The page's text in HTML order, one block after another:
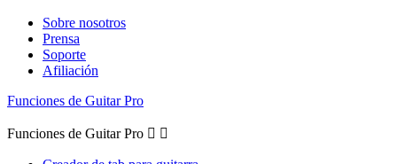
Sobre nosotros
Prensa
Soporte
Afiliación
Funciones de Guitar Pro
Funciones de Guitar Pro  